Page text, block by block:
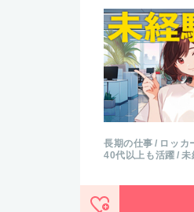
長期の仕事 ロッカ
40代以上も活躍
未